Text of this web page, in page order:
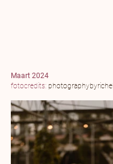
Maart 2024
fotocredits: photographybyrichell